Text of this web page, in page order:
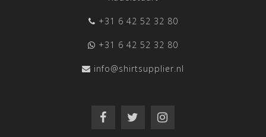
+31 6 42 52 32 80
+31 6 42 52 32 80
info@shirtsupplier.nl